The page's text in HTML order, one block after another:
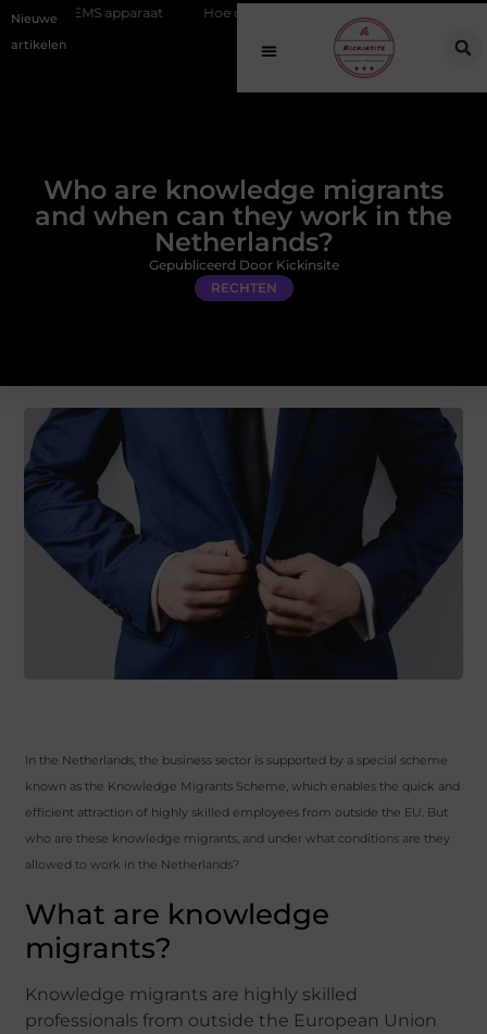
Nieuwe
artikelen
Hoe online vindbaarheid verandert in 2026
Who are knowledge migrants
and when can they work in the
Netherlands?
RECHTEN
Gepubliceerd Door Kickinsite
In the Netherlands, the business sector is supported by a special scheme
known as the Knowledge Migrants Scheme, which enables the quick and
efficient attraction of highly skilled employees from outside the EU. But
who are these knowledge migrants, and under what conditions are they
allowed to work in the Netherlands?
What are knowledge
migrants?
Knowledge migrants are highly skilled
professionals from outside the European Union